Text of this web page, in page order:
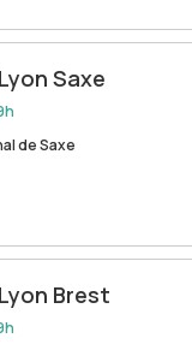
Saxe
de Saxe
Brest